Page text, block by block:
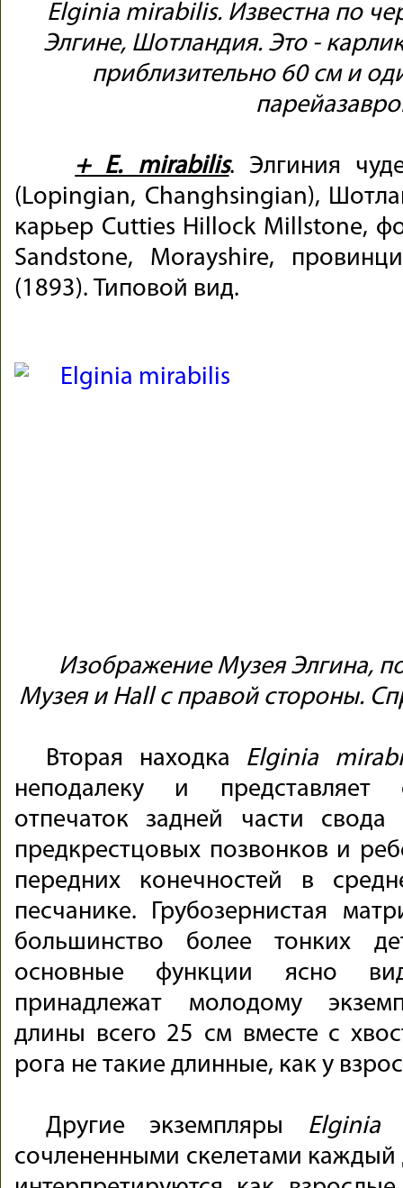
Elginia mirabilis. Известна по
Элгине, Шотландия. Это -
приблизительно 60 см и
+ E. mirabilis. Элгиния
(Lopingian, Changhsingian),
карьер Cutties Hillock Millstone,
Sandstone, Morayshire,
(1893). Типовой вид.
Изображение Музея Элгина,
Музея и Hall с правой стороны.
Вторая находка Elginia
неподалеку и представляет
отпечаток задней части свода
предкрестцовых позвонков и
передних конечностей в
песчанике. Грубозернистая
большинство более тонких
основные функции ясно
принадлежат молодому
длины всего 25 см вместе с
рога не такие длинные, как у
Другие экземпляры Elginia
сочлененными скелетами